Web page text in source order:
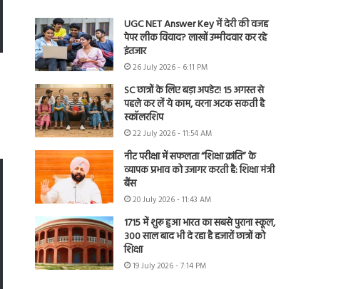
UGC NET Answer Key में देरी की वजह
पेपर लीक विवाद? लाखों उम्मीदवार कर रहे
इंतजार
26 July 2026 - 6:11 PM
SC छात्रों के लिए बड़ा अपडेट! 15 अगस्त से
पहले कर लें ये काम, वरना अटक सकती है
स्कॉलरशिप
22 July 2026 - 11:54 AM
नीट परीक्षा में सफलता “शिक्षा क्रांति” के
व्यापक प्रभाव को उजागर करती है: शिक्षा मंत्री
बैंस
20 July 2026 - 11:43 AM
1715 में शुरू हुआ भारत का सबसे पुराना स्कूल,
300 साल बाद भी दे रहा है हजारों छात्रों को
शिक्षा
19 July 2026 - 7:14 PM